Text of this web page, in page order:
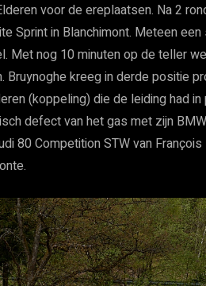
voor de ereplaatsen. Na 2
Sprint in Blanchimont. Meteen
Met nog 10 minuten op de teller
Bruynoghe kreeg in derde positie
(koppeling) die de leiding had
defect van het gas met zijn
80 Competition STW van